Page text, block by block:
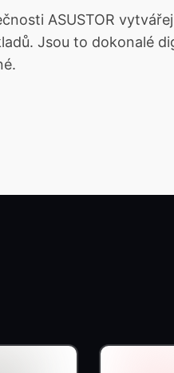
ASUSTOR
Jsou to dokonalé